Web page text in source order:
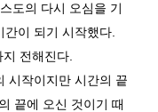
도의 다시 오심을 기
간이 되기 시작했다
전해진다
작이지만 시간의 끝
끝에 오신 것이기 때